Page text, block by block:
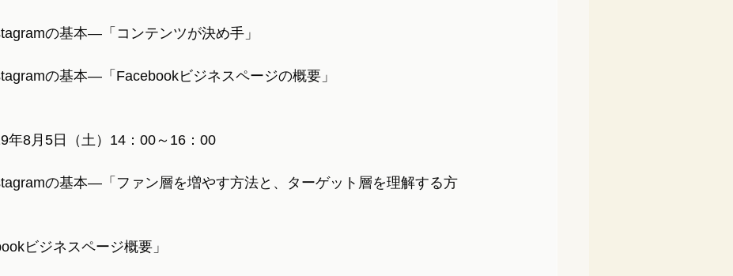
の基本―「コンテンツが決め手」
の基本―「Facebookビジネスページの概要」
年8月5日（土）14：00～16：00
の基本―「ファン層を増やす方法と、ターゲット層を理解する方
ビジネスページ概要」